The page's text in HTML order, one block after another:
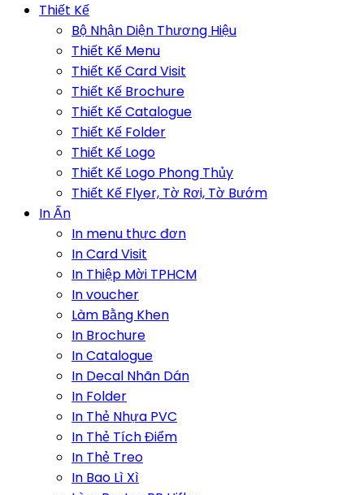
Thiết Kế
Bộ Nhận Diện Thương Hiệu
Thiết Kế Menu
Thiết Kế Card Visit
Thiết Kế Brochure
Thiết Kế Catalogue
Thiết Kế Folder
Thiết Kế Logo
Thiết Kế Logo Phong Thủy
Thiết Kế Flyer, Tờ Rơi, Tờ Bướm
In Ấn
In menu thực đơn
In Card Visit
In Thiệp Mời TPHCM
In voucher
Làm Bằng Khen
In Brochure
In Catalogue
In Decal Nhãn Dán
In Folder
In Thẻ Nhựa PVC
In Thẻ Tích Điểm
In Thẻ Treo
In Bao Lì Xì